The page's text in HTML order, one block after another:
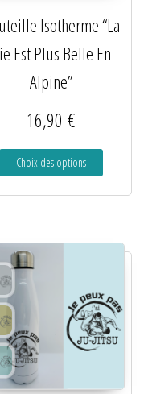
Isotherme “La
Est Plus Belle En
Alpine”
16,90€
Choix des options